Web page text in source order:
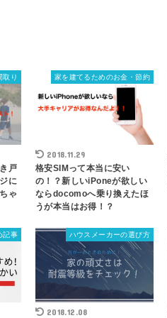
取り
戸
に
ゃ
家を建てるためのお金・節約
2018.11.29
格安SIMって本当に安い
の！？新しいiPoneが欲しい
ならdocomoへ乗り換えたほ
うが本当はお得！？
記事 ハウスメーカーの選び方
2018.12.08